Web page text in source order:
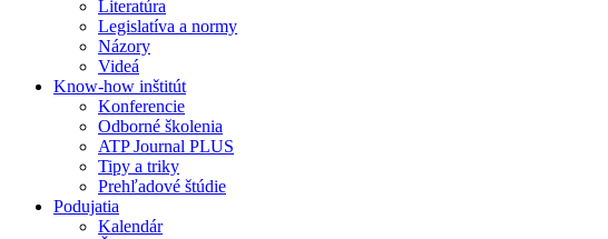
Literatúra
Legislatíva a normy
Názory
Videá
Know-how inštitút
Konferencie
Odborné školenia
ATP Journal PLUS
Tipy a triky
Prehľadové štúdie
Podujatia
Kalendár